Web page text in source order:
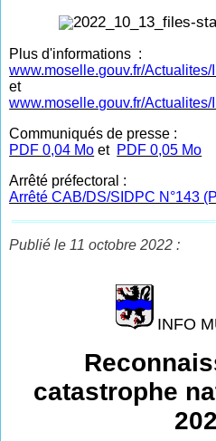
Plus d'informations :
www.moselle.gouv.fr/Actualites/
et
www.moselle.gouv.fr/Actualites/
Communiqués de presse :
PDF 0,04 Mo et PDF 0,05 Mo
Arrêté préfectoral :
Arrêté CAB/DS/SIDPC N°143
Publié le 11 octobre 2022 :
INFO
catastrophe